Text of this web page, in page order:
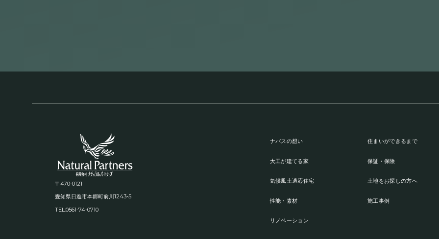
〒470-0121
愛知県日進市本郷町前川 1243-5
TEL:0561-74-0710
ナパスの想い
大工が建てる家
気候風土適応住宅
性能・素材
リノベーション
住まいができるまで
保証・保険
土地をお探しの方へ
施工事例